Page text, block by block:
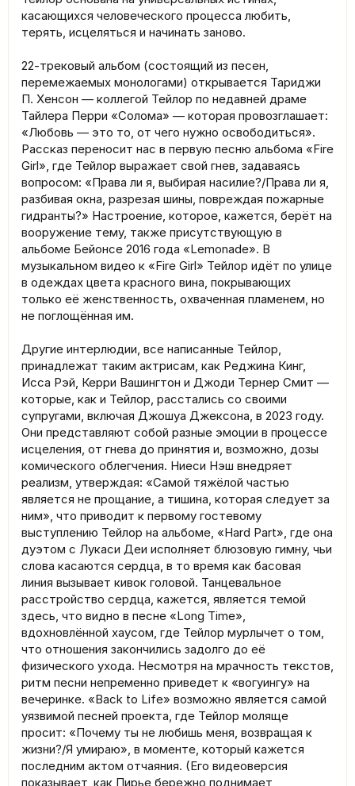
касающихся человеческого процесса любить,
терять, исцеляться и начинать заново.
22-трековый альбом (состоящий из песен,
перемежаемых монологами) открывается Тариджи
П. Хенсон — коллегой Тейлор по недавней драме
Тайлера Перри «Солома» — которая провозглашает:
«Любовь — это то, от чего нужно освободиться».
Рассказ переносит нас в первую песню альбома «Fire
Girl», где Тейлор выражает свой гнев, задаваясь
вопросом: «Права ли я, выбирая насилие?/Права ли я,
разбивая окна, разрезая шины, повреждая пожарные
гидранты?» Настроение, которое, кажется, берёт на
вооружение тему, также присутствующую в
альбоме Бейонсе 2016 года «Lemonade». В
музыкальном видео к «Fire Girl» Тейлор идёт по улице
в одеждах цвета красного вина, покрывающих
только её женственность, охваченная пламенем, но
не поглощённая им.
Другие интерлюдии, все написанные Тейлор,
принадлежат таким актрисам, как Реджина Кинг,
Исса Рэй, Керри Вашингтон и Джоди Тернер Смит —
которые, как и Тейлор, расстались со своими
супругами, включая Джошуа Джексона, в 2023 году.
Они представляют собой разные эмоции в процессе
исцеления, от гнева до принятия и, возможно, дозы
комического облегчения. Ниеси Нэш внедряет
реализм, утверждая: «Самой тяжёлой частью
является не прощание, а тишина, которая следует за
ним», что приводит к первому гостевому
выступлению Тейлор на альбоме, «Hard Part», где она
дуэтом с Лукаси Деи исполняет блюзовую гимну, чьи
слова касаются сердца, в то время как басовая
линия вызывает кивок головой. Танцевальное
расстройство сердца, кажется, является темой
здесь, что видно в песне «Long Time»,
вдохновлённой хаусом, где Тейлор мурлычет о том,
что отношения закончились задолго до её
физического ухода. Несмотря на мрачность текстов,
ритм песни непременно приведет к «вогуингу» на
вечеринке. «Back to Life» возможно является самой
уязвимой песней проекта, где Тейлор моляще
просит: «Почему ты не любишь меня, возвращая к
жизни?/Я умираю», в моменте, который кажется
последним актом отчаяния. (Его видеоверсия
показывает, как Пирье бережно поднимает